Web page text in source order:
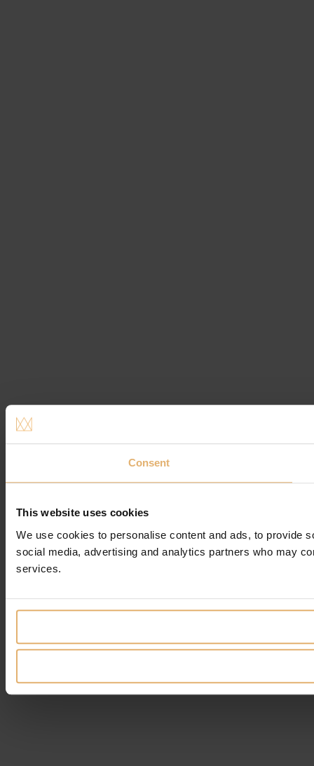
Consent
This website uses cookies
We use cookies to personalise content and ads, to provide
social media, advertising and analytics partners who may
services.